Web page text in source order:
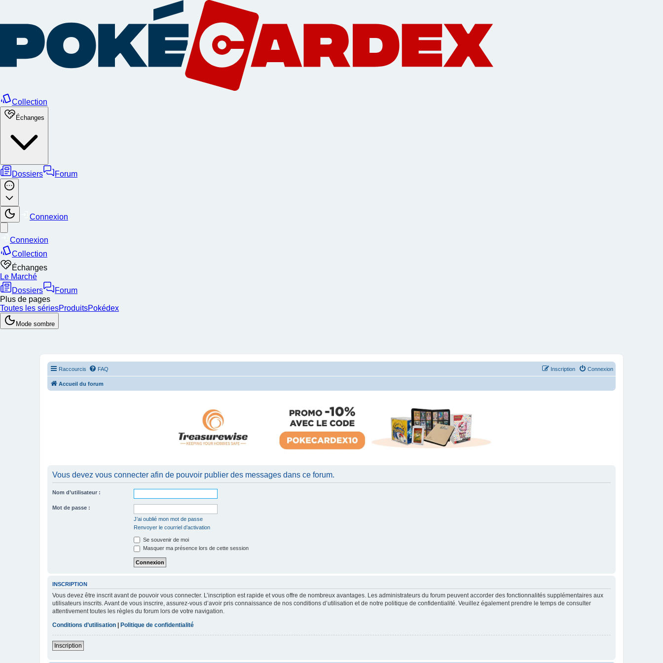
Raccourcis FAQ Connexion
Inscription
Accueil du forum
Vous devez vous connecter afin de pouvoir publier des messages dans ce forum.
Nom d’utilisateur :
Mot de passe :
J’ai oublié mon mot de passe
Renvoyer le courriel d’activation
Se souvenir de moi
Masquer ma présence lors de cette session
INSCRIPTION
Vous devez être inscrit avant de pouvoir vous connecter. L’inscription est rapide et vous offre de nombreux avantages. Les administrateurs du forum peuvent accorder des fonctionnalités supplémentaires aux
utilisateurs inscrits. Avant de vous inscrire, assurez-vous d’avoir pris connaissance de nos conditions d’utilisation et de notre politique de confidentialité. Veuillez également prendre le temps de consulter
attentivement toutes les règles du forum lors de votre navigation.
Conditions d’utilisation
Politique de confidentialité
Inscription